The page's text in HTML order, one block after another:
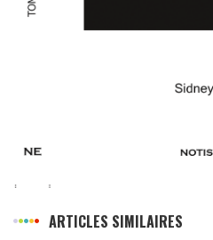
ARTICLES SIMILAIRES